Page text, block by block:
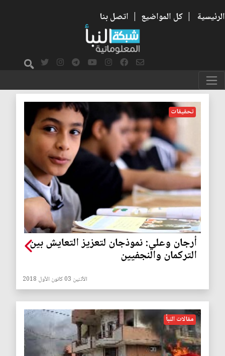
الرئيسية | كل المواضيع | اتصل بنا
التركمان
تحقيقات
أرجان وعلي: نموذجان لتعزيز التعايش بين
التركمان والنجفيين
الأثنين 03 كانون الأول 2018
مقالات النبأ